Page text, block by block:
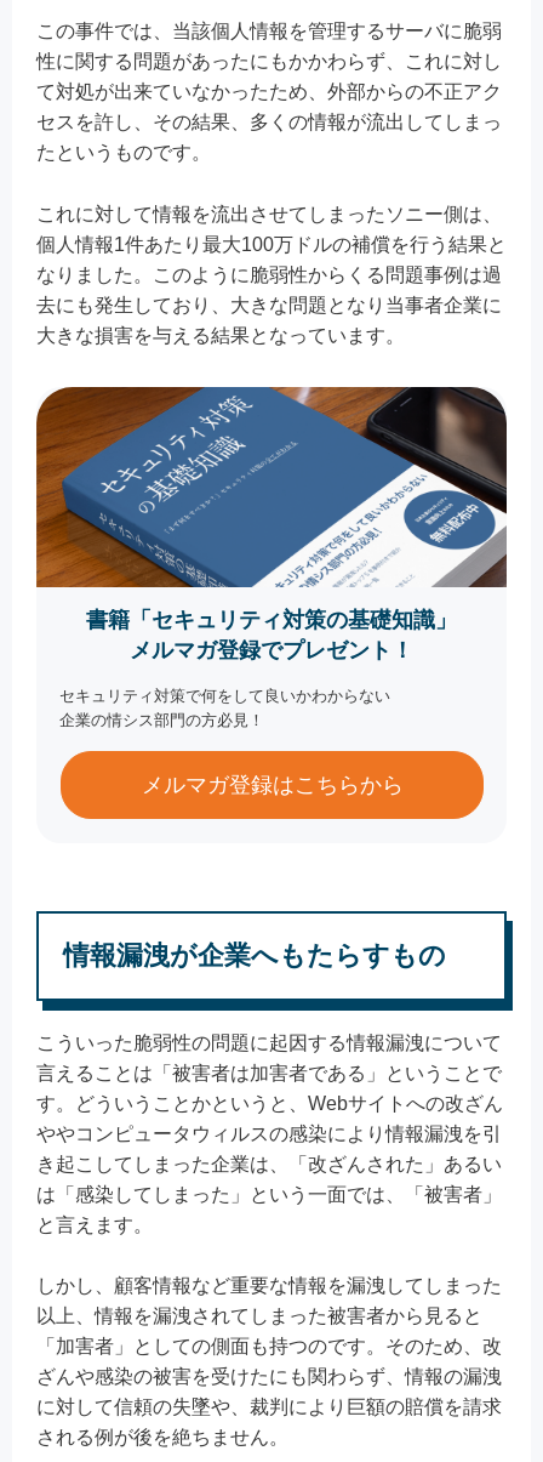
この事件では、当該個人情報を管理するサーバに脆弱
性に関する問題があったにもかかわらず、これに対し
て対処が出来ていなかったため、外部からの不正アク
セスを許し、その結果、多くの情報が流出してしまっ
たというものです。
これに対して情報を流出させてしまったソニー側は、
個人情報1件あたり最大100万ドルの補償を行う結果と
なりました。このように脆弱性からくる問題事例は過
去にも発生しており、大きな問題となり当事者企業に
大きな損害を与える結果となっています。
書籍「セキュリティ対策の基礎知識」
メルマガ登録でプレゼント！
セキュリティ対策で何をして良いかわからない
企業の情シス部門の方必見！
メルマガ登録はこちらから
情報漏洩が企業へもたらすもの
こういった脆弱性の問題に起因する情報漏洩について
言えることは「被害者は加害者である」ということで
す。どういうことかというと、Webサイトへの改ざん
ややコンピュータウィルスの感染により情報漏洩を引
き起こしてしまった企業は、「改ざんされた」あるい
は「感染してしまった」という一面では、「被害者」
と言えます。
しかし、顧客情報など重要な情報を漏洩してしまった
以上、情報を漏洩されてしまった被害者から見ると
「加害者」としての側面も持つのです。そのため、改
ざんや感染の被害を受けたにも関わらず、情報の漏洩
に対して信頼の失墜や、裁判により巨額の賠償を請求
される例が後を絶ちません。